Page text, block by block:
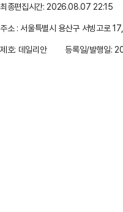
최종편집시간: 2026.08.07 22:15
주소 : 서울특별시 용산구 서빙고로
제호: 데일리안
등록일/발행일: